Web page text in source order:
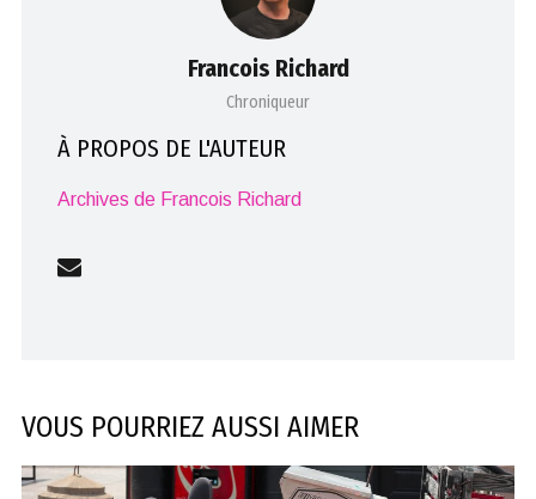
Francois Richard
Chroniqueur
À PROPOS DE L'AUTEUR
Archives de Francois Richard
VOUS POURRIEZ AUSSI AIMER